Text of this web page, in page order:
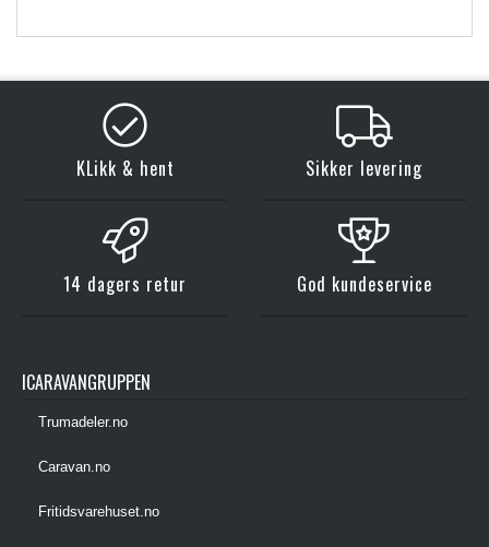
KLikk & hent Sikker levering
14 dagers retur God kundeservice
ICARAVANGRUPPEN
Trumadeler.no
Caravan.no
Fritidsvarehuset.no